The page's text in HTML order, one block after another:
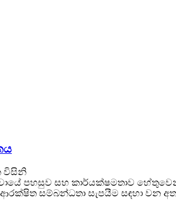
විසිනි
පහසුව සහ කාර්යක්ෂමතාව
සම්බන්ධතා සැපයීම සඳහා වන